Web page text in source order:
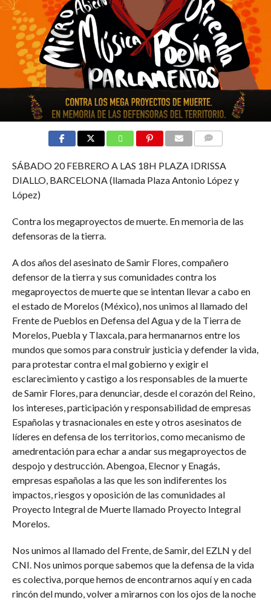
SÁBADO 20 FEBRERO A LAS 18H PLAZA IDRISSA
DIALLO, BARCELONA (llamada Plaza Antonio López y
López)
Contra los megaproyectos de muerte. En memoria de las
defensoras de la tierra.
A dos años del asesinato de Samir Flores, compañero
defensor de la tierra y sus comunidades contra los
megaproyectos de muerte que se intentan llevar a cabo en
el estado de Morelos (México), nos unimos al llamado del
Frente de Pueblos en Defensa del Agua y de la Tierra de
Morelos, Puebla y Tlaxcala, para hermanarnos entre los
mundos que somos para construir justicia y defender la vida,
para protestar contra el mal gobierno y exigir el
esclarecimiento y castigo a los responsables de la muerte
de Samir Flores, para denunciar, desde el corazón del Reino,
los intereses, participación y responsabilidad de empresas
Españolas y trasnacionales en este y otros asesinatos de
líderes en defensa de los territorios, como mecanismo de
amedrentación para echar a andar sus megaproyectos de
despojo y destrucción. Abengoa, Elecnor y Enagás,
empresas españolas a las que les son indiferentes los
impactos, riesgos y oposición de las comunidades al
Proyecto Integral de Muerte llamado Proyecto Integral
Morelos.
Nos unimos al llamado del Frente, de Samir, del EZLN y del
CNI. Nos unimos porque sabemos que la defensa de la vida
es colectiva, porque hemos de encontrarnos aquí y en cada
rincón del mundo, volver a mirarnos con los ojos de la noche